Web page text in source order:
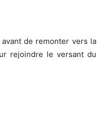
de remonter vers la
rejoindre le versant du